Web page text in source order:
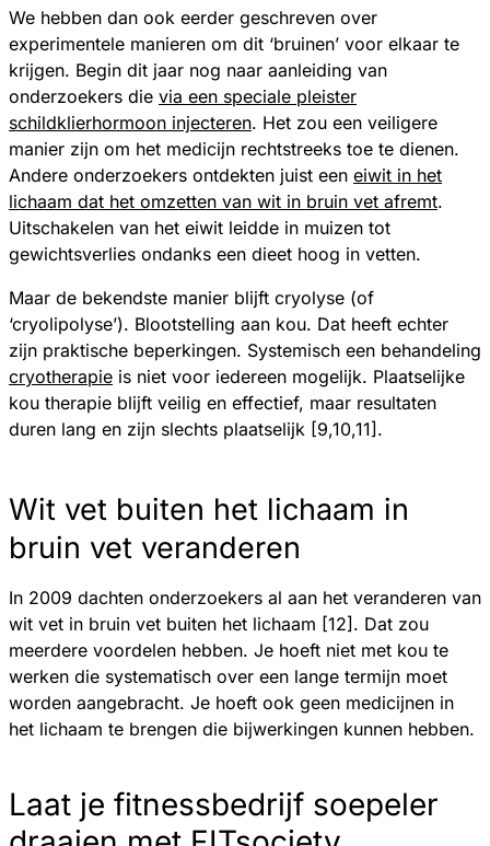
We hebben dan ook eerder geschreven over
experimentele manieren om dit ‘bruinen’ voor elkaar te
krijgen. Begin dit jaar nog naar aanleiding van
onderzoekers die via een speciale pleister
schildklierhormoon injecteren. Het zou een veiligere
manier zijn om het medicijn rechtstreeks toe te dienen.
Andere onderzoekers ontdekten juist een eiwit in het
lichaam dat het omzetten van wit in bruin vet afremt.
Uitschakelen van het eiwit leidde in muizen tot
gewichtsverlies ondanks een dieet hoog in vetten.
Maar de bekendste manier blijft cryolyse (of
‘cryolipolyse’). Blootstelling aan kou. Dat heeft echter
zijn praktische beperkingen. Systemisch een behandeling
cryotherapie is niet voor iedereen mogelijk. Plaatselijke
kou therapie blijft veilig en effectief, maar resultaten
duren lang en zijn slechts plaatselijk [9,10,11].
Wit vet buiten het lichaam in
bruin vet veranderen
In 2009 dachten onderzoekers al aan het veranderen van
wit vet in bruin vet buiten het lichaam [12]. Dat zou
meerdere voordelen hebben. Je hoeft niet met kou te
werken die systematisch over een lange termijn moet
worden aangebracht. Je hoeft ook geen medicijnen in
het lichaam te brengen die bijwerkingen kunnen hebben.
Laat je fitnessbedrijf soepeler